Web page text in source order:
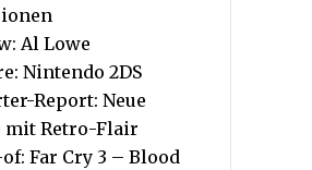
Al Lowe
Nintendo 2DS
Report: Neue
mit Retro-Flair
Far Cry 3 – Blood